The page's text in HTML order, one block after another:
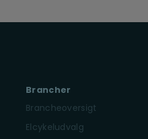
Brancher
Brancheoversigt
Elcykeludvalg